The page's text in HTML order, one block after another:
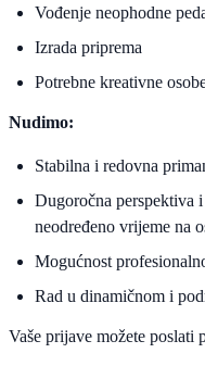
Vođenje neophodne
Izrada priprema
Potrebne kreativne
Nudimo:
Stabilna i redovna
Dugoročna perspektiva
neodređeno vrijeme na
Mogućnost
Rad u dinamičnom i
Vaše prijave možete poslati